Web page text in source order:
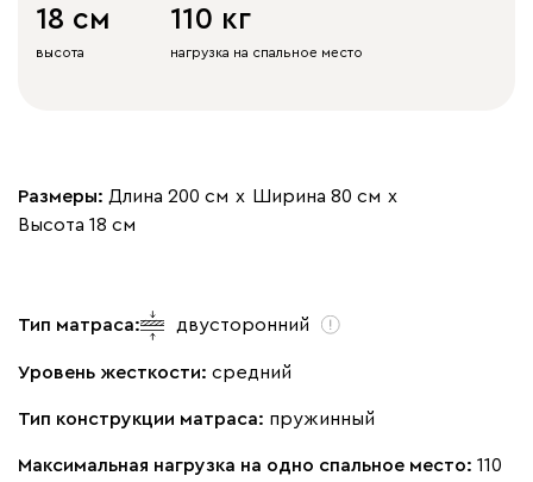
18 см
высота
110 кг
нагрузка на спальное место
Размеры: Длина 200 см х Ширина 80 см х
Высота 18 см
Тип матраса: двусторонний
Уровень жесткости: средний
Тип конструкции матраса: пружинный
Максимальная нагрузка на одно спальное место: 110